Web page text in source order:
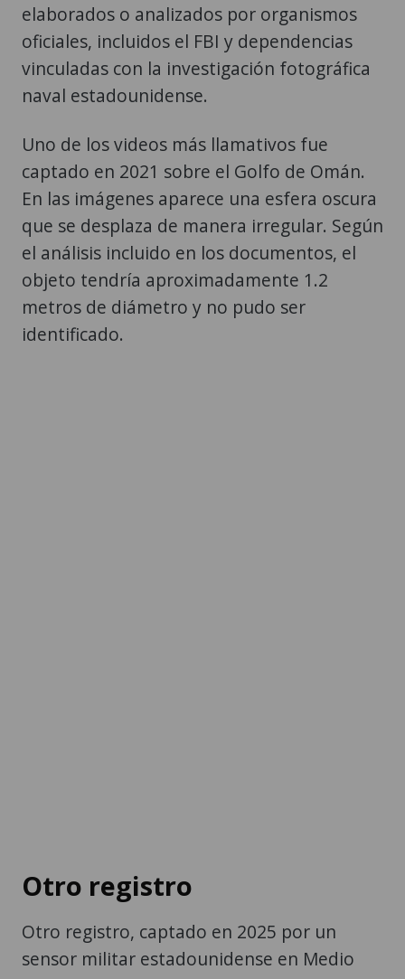
elaborados o analizados por organismos
oficiales, incluidos el FBI y dependencias
vinculadas con la investigación fotográfica
naval estadounidense.
Uno de los videos más llamativos fue
captado en 2021 sobre el Golfo de Omán.
En las imágenes aparece una esfera oscura
que se desplaza de manera irregular. Según
el análisis incluido en los documentos, el
objeto tendría aproximadamente 1.2
metros de diámetro y no pudo ser
identificado.
Otro registro
Otro registro, captado en 2025 por un
sensor militar estadounidense en Medio